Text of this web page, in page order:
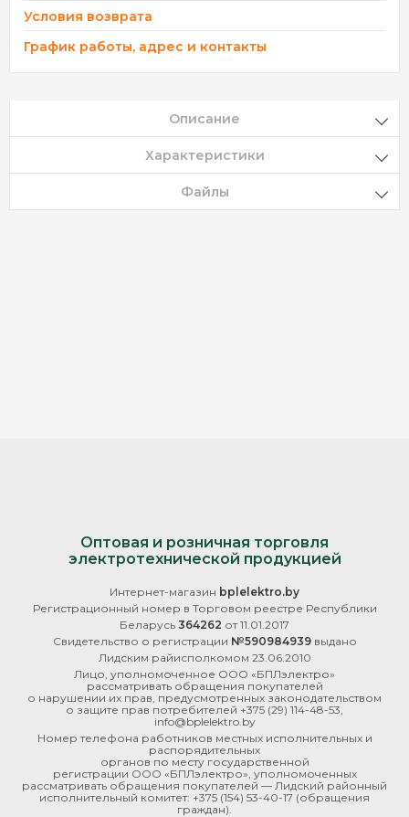
Условия возврата
График работы, адрес и контакты
Описание
Характеристики
Файлы
Оптовая и розничная торговля
электротехнической продукцией
Интернет-магазин bplelektro.by
Регистрационный номер в Торговом реестре Республики
Беларусь 364262 от 11.01.2017
Свидетельство о регистрации №590984939выдано
Лидским райисполкомом 23.06.2010
Лицо, уполномоченное ООО «БПЛэлектро»
рассматривать обращения покупателей
о нарушении их прав, предусмотренных законодательством
о защите прав потребителей +375 (29) 114-48-53
info@bplelektro.by
Номер телефона работников местных исполнительных и
распорядительных
органов по месту государственной
регистрации ООО «БПЛэлектро», уполномоченных
рассматривать обращения покупателей — Лидский районный
исполнительный комитет: +375 (154) 53-40-17 (обращения
граждан).